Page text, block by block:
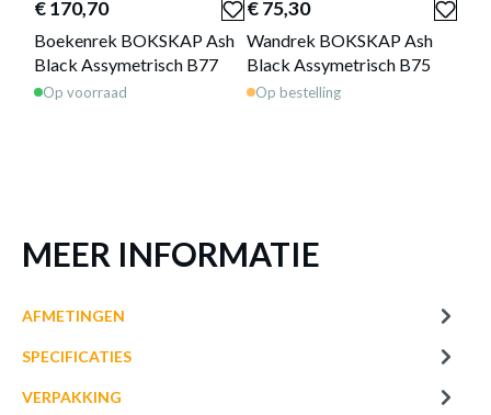
€ 170,70
Boekenrek BOKSKAP Ash
Black Assymetrisch B77
Op voorraad
€ 75,30
Wandrek BOKSKAP Ash
Black Assymetrisch B75
Op bestelling
MEER INFORMATIE
AFMETINGEN
SPECIFICATIES
VERPAKKING
SALONTAFEL BOKSKAP ASH BLACK
Productnummer: Y15150022105